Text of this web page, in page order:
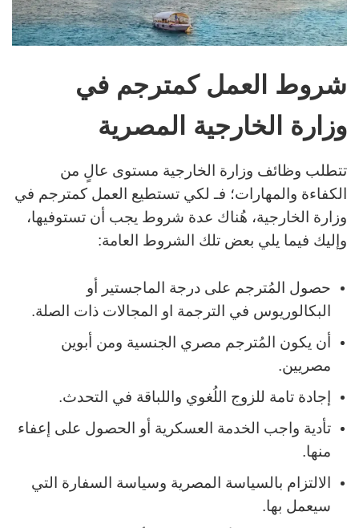
شروط العمل كمترجم في
وزارة الخارجية المصرية
تتطلب وظائف وزارة الخارجية مستوى عالٍ من
الكفاءة والمهارات؛ فـ لكي تستطيع العمل كمترجم في
وزارة الخارجية، هُناك عدة شروط يجب أن تستوفيها،
وإليك فيما يلي بعض تلك الشروط العامة:
حصول المُترجم على درجة الماجستير أو
البكالوريوس في الترجمة او المجالات ذات الصلة.
أن يكون المُترجم مصري الجنسية ومن أبوين
مصريين.
إجادة تامة للزوج اللُغوي واللباقة في التحدث.
تأدية واجب الخدمة العسكرية أو الحصول على إعفاء
منها.
الالتزام بالسياسة المصرية وسياسة السفارة التي
سيعمل بها.